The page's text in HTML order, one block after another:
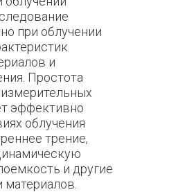
при облучении
и
Простота
эффективно
облучения
трение,
и другие
материалов.